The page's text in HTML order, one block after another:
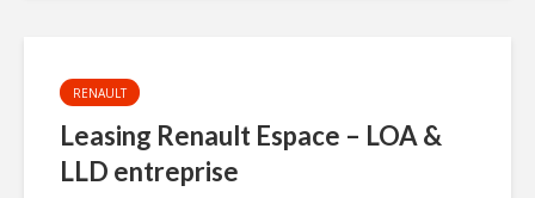
RENAULT
Leasing Renault Espace – LOA &
LLD entreprise